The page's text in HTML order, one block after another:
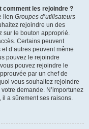
comment les rejoindre ?
lien Groupes d’utilisateurs
rejoindre un des
sur le bouton approprié.
Certains peuvent
d’autres peuvent même
pouvez le rejoindre
pouvez rejoindre le
par un chef de
vous souhaitez rejoindre
demande. N’importunez
il a sûrement ses raisons.